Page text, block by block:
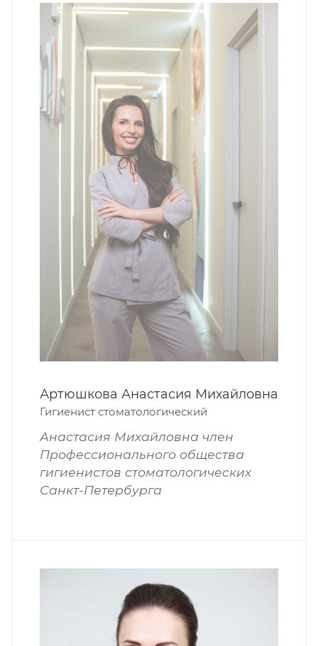
Бонапартова Галина Алексеевна
Гигиенист стоматологический
Галина Алексеевна член
Профессионального общества гигиенистов
стоматологических Санкт-Петербурга